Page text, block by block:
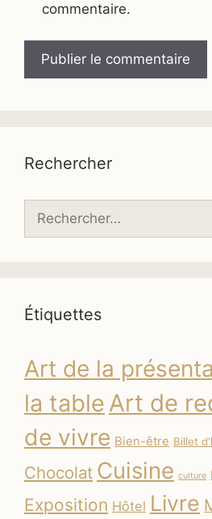
commentaire.
Rechercher
Étiquettes
Art de la
la table Art de
de vivre Bien-être Billet
Chocolat Cuisine culture
Exposition Hôtel Livre